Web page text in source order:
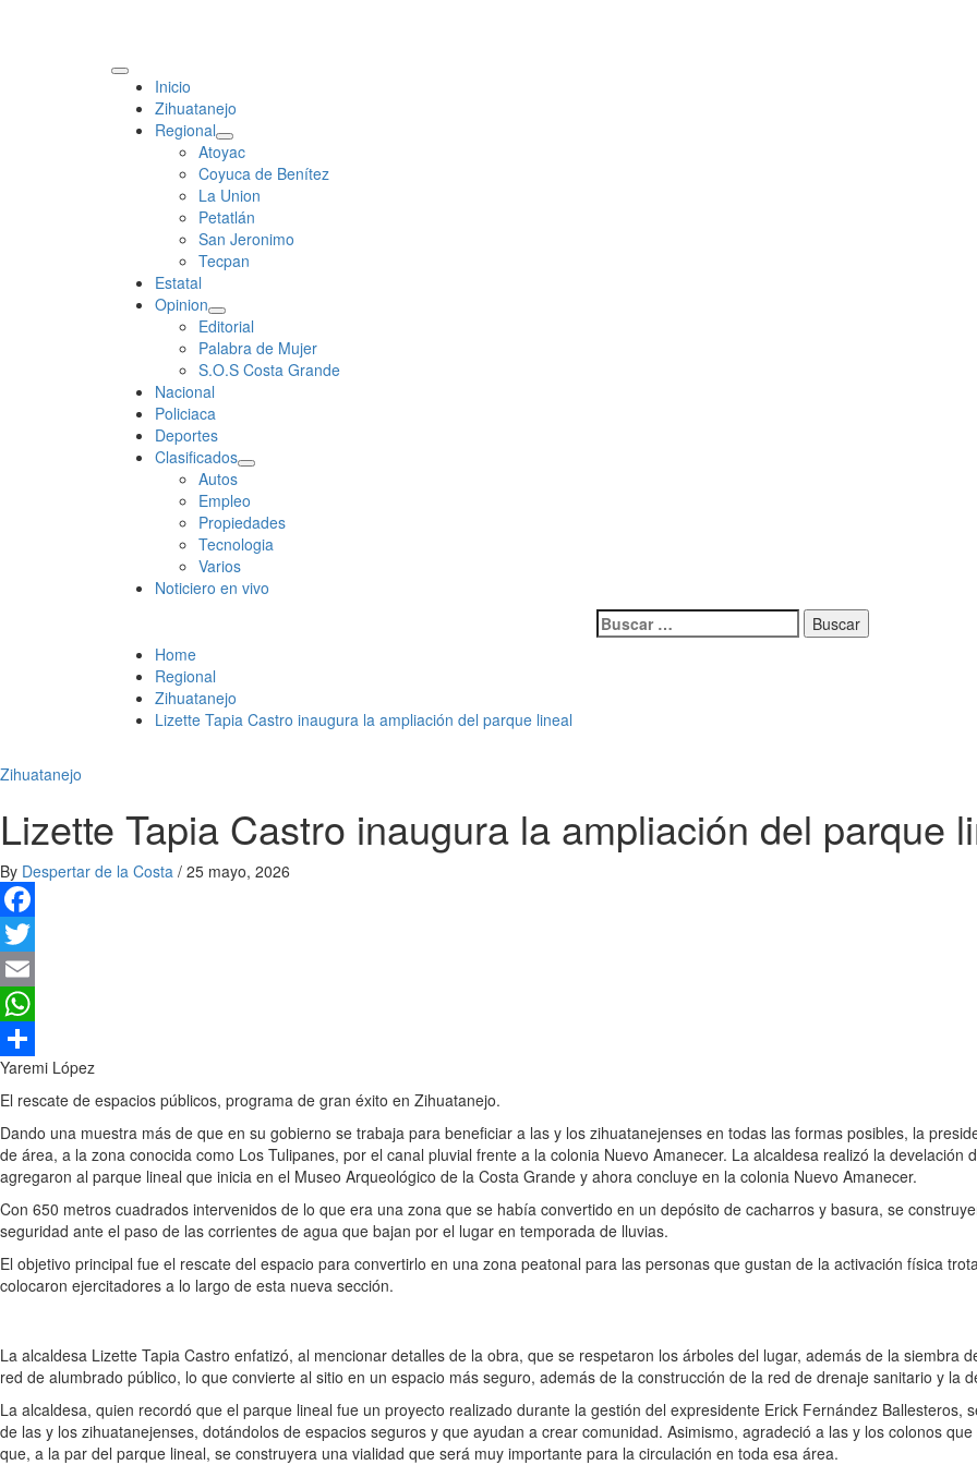
Primary
Menu
Inicio
Zihuatanejo
Regional
Atoyac
Coyuca de Benítez
La Union
Petatlán
San Jeronimo
Tecpan
Estatal
Opinion
Editorial
Palabra de Mujer
S.O.S Costa Grande
Nacional
Policiaca
Deportes
Clasificados
Autos
Empleo
Propiedades
Tecnologia
Varios
Noticiero en vivo
Buscar:
Home
Regional
Zihuatanejo
Lizette Tapia Castro inaugura la ampliación del parque lineal
Zihuatanejo
Lizette Tapia Castro inaugura la ampliación del parque
By Despertar de la Costa / 25 mayo, 2026
Facebook
Twitter
Email
WhatsApp
Compartir
Yaremi López
El rescate de espacios públicos, programa de gran éxito en Zihuatanejo.
Dando una muestra más de que en su gobierno se trabaja para beneficiar a las y los zihuatanejenses en todas las formas posibles, la
de área, a la zona conocida como Los Tulipanes, por el canal pluvial frente a la colonia Nuevo Amanecer. La alcaldesa realizó la
agregaron al parque lineal que inicia en el Museo Arqueológico de la Costa Grande y ahora concluye en la colonia Nuevo Amanecer.
Con 650 metros cuadrados intervenidos de lo que era una zona que se había convertido en un depósito de cacharros y basura, se
seguridad ante el paso de las corrientes de agua que bajan por el lugar en temporada de lluvias.
El objetivo principal fue el rescate del espacio para convertirlo en una zona peatonal para las personas que gustan de la activación física
colocaron ejercitadores a lo largo de esta nueva sección.
La alcaldesa Lizette Tapia Castro enfatizó, al mencionar detalles de la obra, que se respetaron los árboles del lugar, además de la siembra
red de alumbrado público, lo que convierte al sitio en un espacio más seguro, además de la construcción de la red de drenaje sanitario y la
La alcaldesa, quien recordó que el parque lineal fue un proyecto realizado durante la gestión del expresidente Erick Fernández
de las y los zihuatanejenses, dotándolos de espacios seguros y que ayudan a crear comunidad. Asimismo, agradeció a las y los colonos
que, a la par del parque lineal, se construyera una vialidad que será muy importante para la circulación en toda esa área.